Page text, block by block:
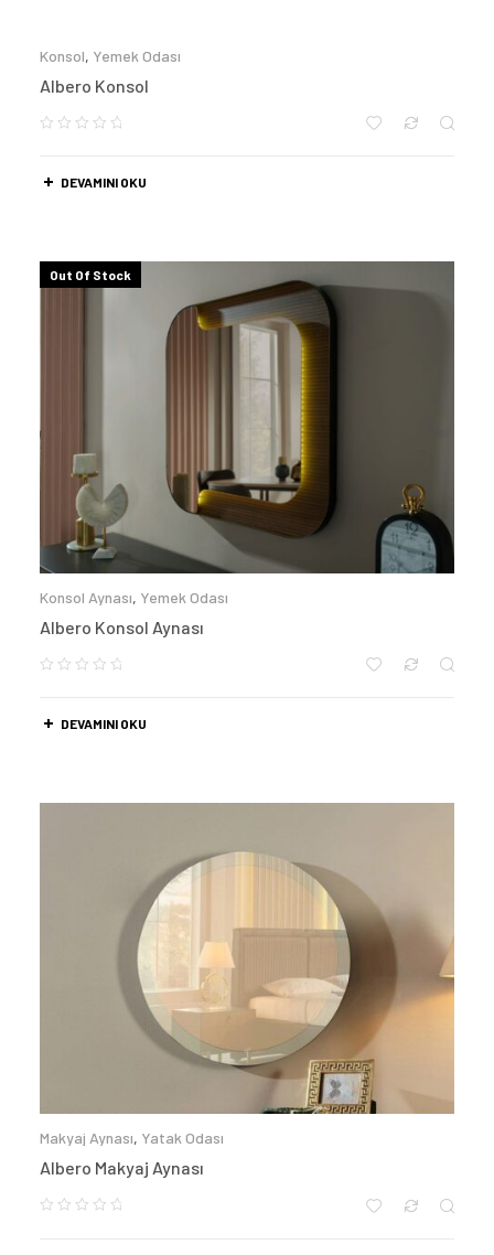
Konsol, Yemek Odası
Albero Konsol
DEVAMINI OKU
Out Of Stock
Konsol Aynası, Yemek Odası
Albero Konsol Aynası
DEVAMINI OKU
Makyaj Aynası, Yatak Odası
Albero Makyaj Aynası